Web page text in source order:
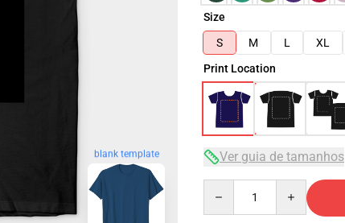
blank template
Size
S
M L XL
Print Location
Ver guia de tamanhos